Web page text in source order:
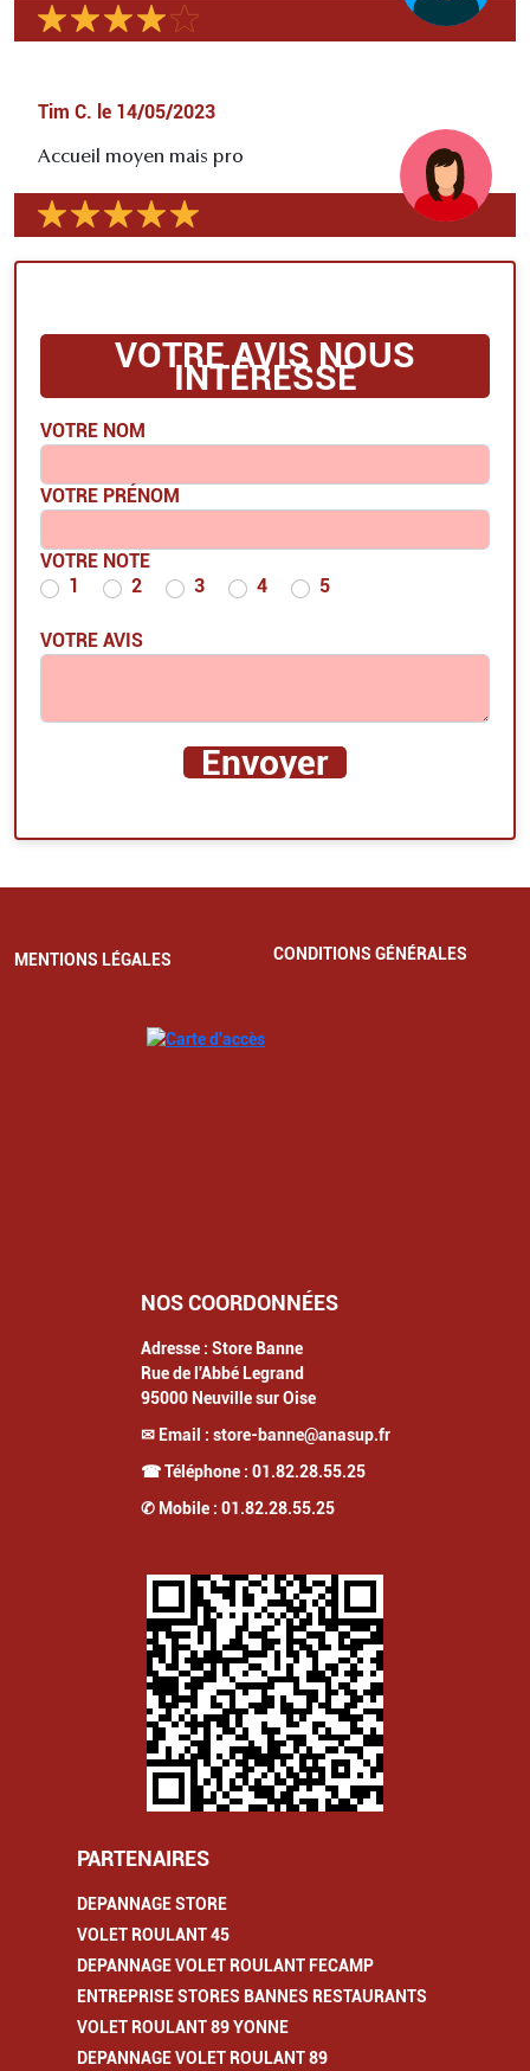
Tim C. le 14/05/2023
Accueil moyen mais pro
VOTRE AVIS NOUS
INTÉRESSE
VOTRE NOM
VOTRE PRÉNOM
VOTRE NOTE
1
2 3 4 5
VOTRE AVIS
MENTIONS LÉGALES CONDITIONS GÉNÉRALES
NOS COORDONNÉES
Adresse : Store Banne
Rue de l'Abbé Legrand
95000 Neuville sur Oise
✉ Email : store-banne@anasup.fr
☎ Téléphone : 01.82.28.55.25
✆ Mobile : 01.82.28.55.25
PARTENAIRES
DEPANNAGE STORE
VOLET ROULANT 45
DEPANNAGE VOLET ROULANT FECAMP
ENTREPRISE STORES BANNES RESTAURANTS
VOLET ROULANT 89 YONNE
DEPANNAGE VOLET ROULANT 89